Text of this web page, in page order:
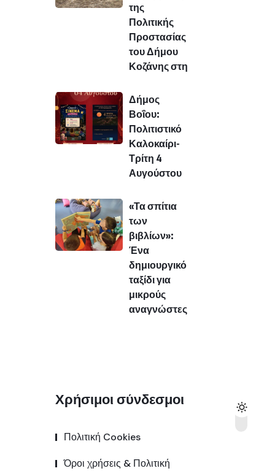
της
Πολιτικής
Προστασίας
του Δήμου
Κοζάνης στη
Δήμος
Βοΐου:
Πολιτιστικό
Καλοκαίρι-
Τρίτη 4
Αυγούστου
«Τα σπίτια
των
βιβλίων»:
Ένα
δημιουργικό
ταξίδι για
μικρούς
αναγνώστες
Χρήσιμοι σύνδεσμοι
Πολιτική Cookies
Όροι χρήσεις & Πολιτική